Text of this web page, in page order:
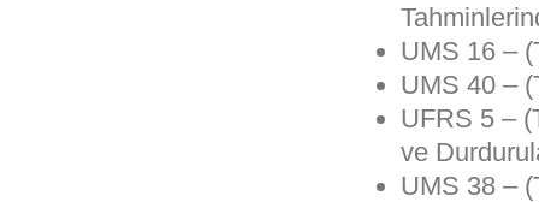
UMS 16 –
UMS 40 –
UFRS 5 –
ve
UMS 38 –